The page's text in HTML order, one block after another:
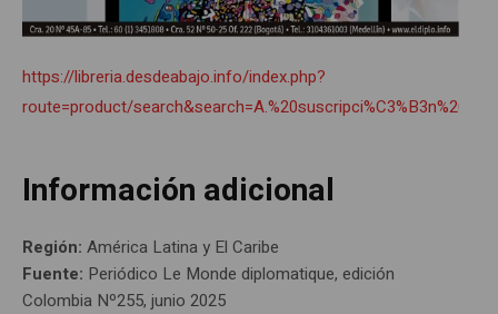
https://libreria.desdeabajo.info/index.php?
route=product/
Información adicional
Región: América Latina y El Caribe
Fuente: Periódico Le Monde diplomatique, edición
Colombia Nº255, junio 2025